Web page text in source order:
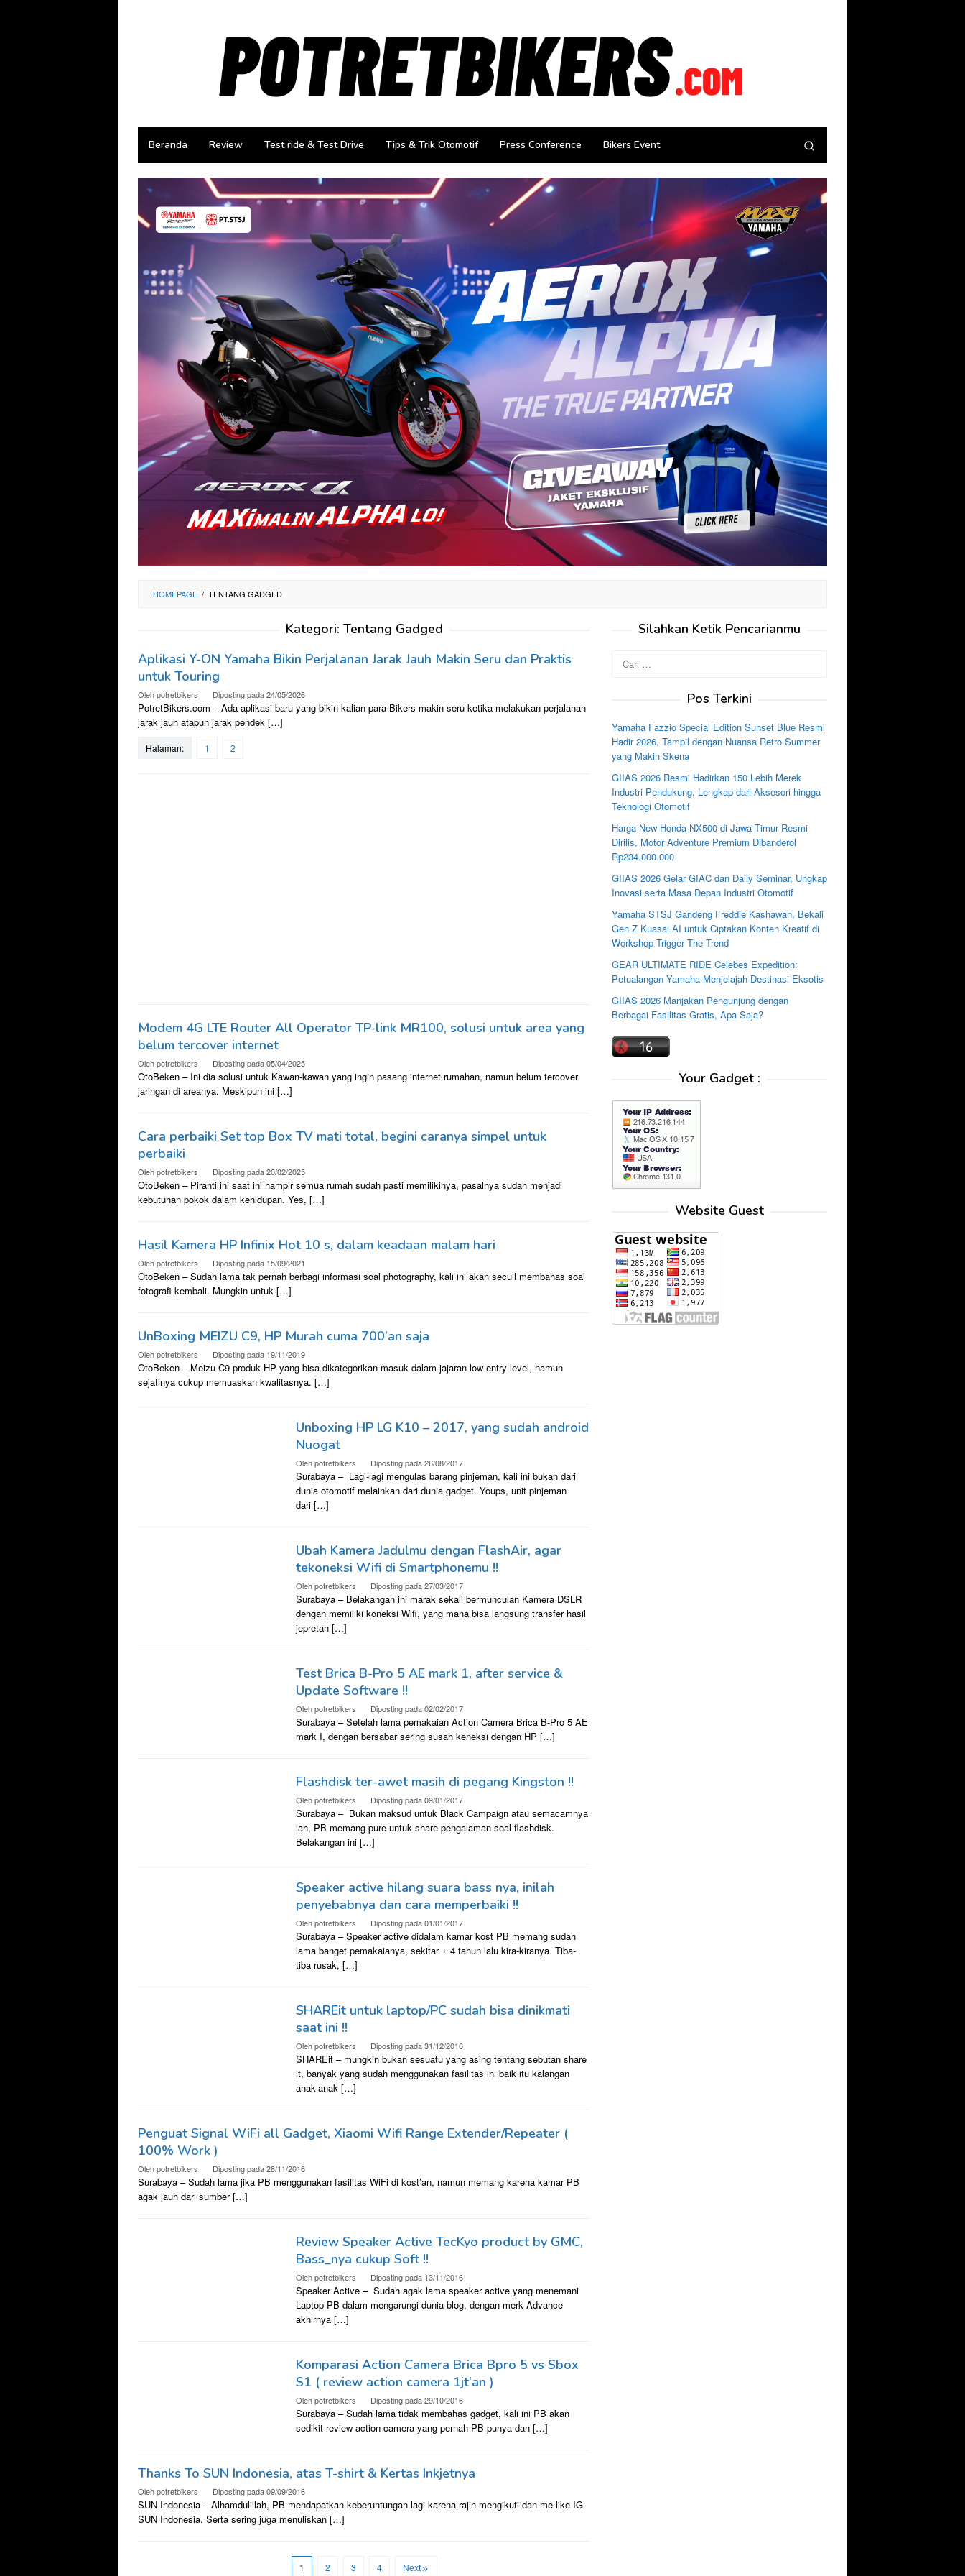
Beranda Review Test ride & Test Drive Tips & Trik Otomotif Press Conference Bikers Event
HOMEPAGE / TENTANG GADGED
Kategori: Tentang Gadged
Aplikasi Y-ON Yamaha Bikin Perjalanan Jarak Jauh Makin Seru dan Praktis
untuk Touring
Olehpotretbikers Diposting pada24/05/2026
PotretBikers.com – Ada aplikasi baru yang bikin kalian para Bikers makin seru ketika melakukan perjalanan
jarak jauh atapun jarak pendek […]
Halaman: 1 2
Modem 4G LTE Router All Operator TP-link MR100, solusi untuk area yang
belum tercover internet
Olehpotretbikers Diposting pada05/04/2025
OtoBeken – Ini dia solusi untuk Kawan-kawan yang ingin pasang internet rumahan, namun belum tercover
jaringan di areanya. Meskipun ini […]
Cara perbaiki Set top Box TV mati total, begini caranya simpel untuk
perbaiki
Olehpotretbikers Diposting pada20/02/2025
OtoBeken – Piranti ini saat ini hampir semua rumah sudah pasti memilikinya, pasalnya sudah menjadi
kebutuhan pokok dalam kehidupan. Yes, […]
Hasil Kamera HP Infinix Hot 10 s, dalam keadaan malam hari
Olehpotretbikers Diposting pada 15/09/2021
OtoBeken – Sudah lama tak pernah berbagi informasi soal photography, kali ini akan secuil membahas soal
fotografi kembali. Mungkin untuk […]
UnBoxing MEIZU C9, HP Murah cuma 700’an saja
Olehpotretbikers Diposting pada 19/11/2019
OtoBeken – Meizu C9 produk HP yang bisa dikategorikan masuk dalam jajaran low entry level, namun
sejatinya cukup memuaskan kwalitasnya. […]
Unboxing HP LG K10 – 2017, yang sudah android
Nuogat
Olehpotretbikers Diposting pada26/08/2017
Surabaya – Lagi-lagi mengulas barang pinjeman, kali ini bukan dari
dunia otomotif melainkan dari dunia gadget. Youps, unit pinjeman
dari […]
Ubah Kamera Jadulmu dengan FlashAir, agar
tekoneksi Wifi di Smartphonemu !!
Olehpotretbikers Diposting pada27/03/2017
Surabaya – Belakangan ini marak sekali bermunculan Kamera DSLR
dengan memiliki koneksi Wifi, yang mana bisa langsung transfer hasil
jepretan […]
Test Brica B-Pro 5 AE mark 1, after service &
Update Software !!
Olehpotretbikers Diposting pada02/02/2017
Surabaya – Setelah lama pemakaian Action Camera Brica B-Pro 5 AE
mark I, dengan bersabar sering susah keneksi dengan HP […]
Flashdisk ter-awet masih di pegang Kingston !!
Olehpotretbikers Diposting pada09/01/2017
Surabaya – Bukan maksud untuk Black Campaign atau semacamnya
lah, PB memang pure untuk share pengalaman soal flashdisk.
Belakangan ini […]
Speaker active hilang suara bass nya, inilah
penyebabnya dan cara memperbaiki !!
Olehpotretbikers Diposting pada01/01/2017
Surabaya – Speaker active didalam kamar kost PB memang sudah
lama banget pemakaianya, sekitar ± 4 tahun lalu kira-kiranya. Tiba-
tiba rusak, […]
SHAREit untuk laptop/PC sudah bisa dinikmati
saat ini !!
Olehpotretbikers Diposting pada31/12/2016
SHAREit – mungkin bukan sesuatu yang asing tentang sebutan share
it, banyak yang sudah menggunakan fasilitas ini baik itu kalangan
anak-anak […]
Penguat Signal WiFi all Gadget, Xiaomi Wifi Range Extender/Repeater (
100% Work )
Olehpotretbikers Diposting pada28/11/2016
Surabaya – Sudah lama jika PB menggunakan fasilitas WiFi di kost’an, namun memang karena kamar PB
agak jauh dari sumber […]
Review Speaker Active TecKyo product by GMC,
Bass_nya cukup Soft !!
Olehpotretbikers Diposting pada 13/11/2016
Speaker Active – Sudah agak lama speaker active yang menemani
Laptop PB dalam mengarungi dunia blog, dengan merk Advance
akhirnya […]
Komparasi Action Camera Brica Bpro 5 vs Sbox
S1 ( review action camera 1jt’an )
Olehpotretbikers Diposting pada29/10/2016
Surabaya – Sudah lama tidak membahas gadget, kali ini PB akan
sedikit review action camera yang pernah PB punya dan […]
Thanks To SUN Indonesia, atas T-shirt & Kertas Inkjetnya
Olehpotretbikers Diposting pada09/09/2016
SUN Indonesia – Alhamdulillah, PB mendapatkan keberuntungan lagi karena rajin mengikuti dan me-like IG
SUN Indonesia. Serta sering juga menuliskan […]
1 2 3 4 Next
Silahkan Ketik Pencarianmu
untuk:
Pos Terkini
Yamaha Fazzio Special Edition Sunset Blue Resmi
Hadir 2026, Tampil dengan Nuansa Retro Summer
yang Makin Skena
GIIAS 2026 Resmi Hadirkan 150 Lebih Merek
Industri Pendukung, Lengkap dari Aksesori hingga
Teknologi Otomotif
Harga New Honda NX500 di Jawa Timur Resmi
Dirilis, Motor Adventure Premium Dibanderol
Rp234.000.000
GIIAS 2026 Gelar GIAC dan Daily Seminar, Ungkap
Inovasi serta Masa Depan Industri Otomotif
Yamaha STSJ Gandeng Freddie Kashawan, Bekali
Gen Z Kuasai AI untuk Ciptakan Konten Kreatif di
Workshop Trigger The Trend
GEAR ULTIMATE RIDE Celebes Expedition:
Petualangan Yamaha Menjelajah Destinasi Eksotis
GIIAS 2026 Manjakan Pengunjung dengan
Berbagai Fasilitas Gratis, Apa Saja?
Your Gadget :
Website Guest